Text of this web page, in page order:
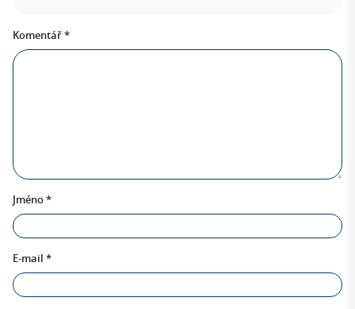
Komentář*
Jméno*
E-mail *